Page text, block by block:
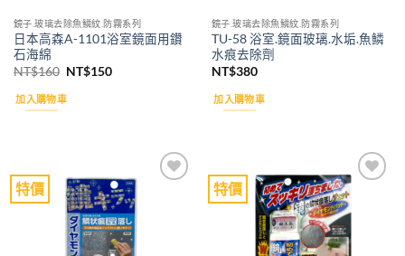
鏡子.玻璃去除魚鱗紋.防霧系列
日本高森A-1101浴室鏡面用鑽
石海綿
NT$160 原
價
格：
NT$150目
加入購物車
鏡子.玻璃去除魚鱗紋.防霧系列
TU-58 浴室.鏡面玻璃.水垢.魚鱗
水痕去除劑
NT$380
加入購物車
特價 特價
Add to
wishlist